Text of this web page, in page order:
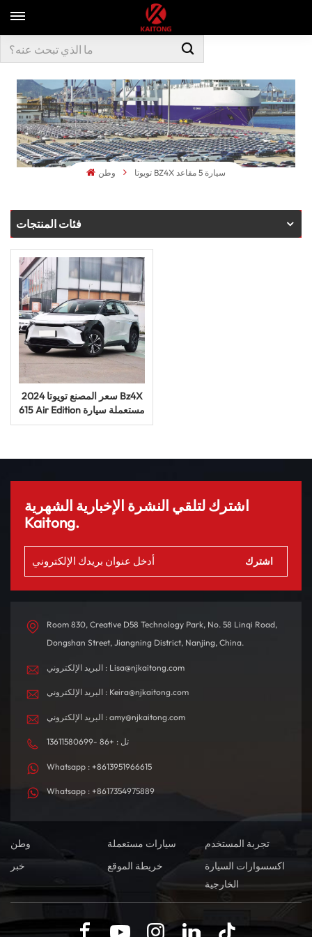
وطن تويوتا BZ4X سيارة 5 مقاعد
فئات المنتجات
2024 سعر المصنع تويوتا Bz4X
615 Air Edition مستعملة سيارة
كهربائية صينية
اشترك لتلقي النشرة الإخبارية الشهرية
Kaitong.
Room 830, Creative D58 Technology Park, No. 58 Linqi Road,
Dongshan Street, Jiangning District, Nanjing, China.
البريد الإلكتروني : Lisa@njkaitong.com
البريد الإلكتروني : Keira@njkaitong.com
البريد الإلكتروني : amy@njkaitong.com
تل : +86 -13611580699
Whatsapp : +8613951966615
Whatsapp : +8617354975889
وطن سيارات مستعملة
تجربة المستخدم
خبر
خريطة الموقع
اكسسوارات السيارة
الخارجية